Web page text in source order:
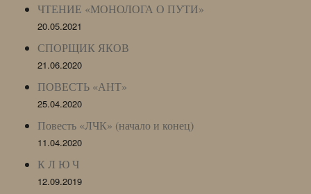
ЧТЕНИЕ «МОНОЛОГА О ПУТИ»
20.05.2021
СПОРЩИК ЯКОВ
21.06.2020
ПОВЕСТЬ «АНТ»
25.04.2020
Повесть «ЛЧК» (начало и конец)
11.04.2020
К Л Ю Ч
12.09.2019